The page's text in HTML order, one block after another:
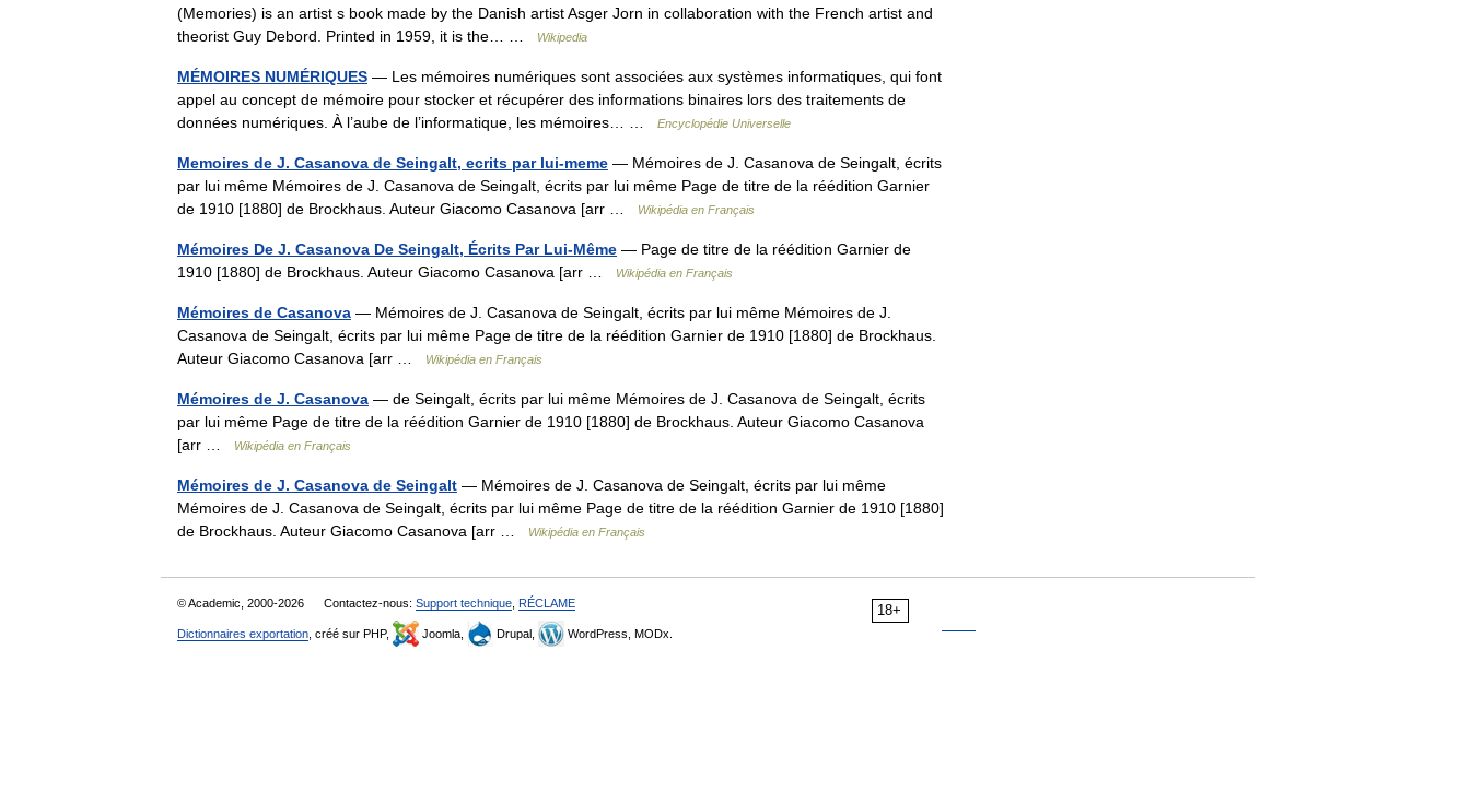
(Memories) is an artist s book made by the Danish artist Asger Jorn in collaboration with the French artist and
theorist Guy Debord. Printed in 1959, it is the… …
Wikipedia
MÉMOIRES NUMÉRIQUES — Les mémoires numériques sont associées aux systèmes informatiques, qui font
appel au concept de mémoire pour stocker et récupérer des informations binaires lors des traitements de
données numériques. À l’aube de l’informatique, les mémoires… …
Encyclopédie Universelle
Memoires de J. Casanova de Seingalt, ecrits par lui-meme — Mémoires de J. Casanova de Seingalt, écrits
par lui même Mémoires de J. Casanova de Seingalt, écrits par lui même Page de titre de la réédition Garnier
de 1910 [1880] de Brockhaus. Auteur Giacomo Casanova [arr …
Wikipédia en Français
Mémoires De J. Casanova De Seingalt, Écrits Par Lui-Même — Page de titre de la réédition Garnier de
1910 [1880] de Brockhaus. Auteur Giacomo Casanova [arr …
Wikipédia en Français
Mémoires de Casanova — Mémoires de J. Casanova de Seingalt, écrits par lui même Mémoires de J.
Casanova de Seingalt, écrits par lui même Page de titre de la réédition Garnier de 1910 [1880] de Brockhaus.
Auteur Giacomo Casanova [arr …
Wikipédia en Français
Mémoires de J. Casanova — de Seingalt, écrits par lui même Mémoires de J. Casanova de Seingalt, écrits
par lui même Page de titre de la réédition Garnier de 1910 [1880] de Brockhaus. Auteur Giacomo Casanova
[arr …
Wikipédia en Français
Mémoires de J. Casanova de Seingalt — Mémoires de J. Casanova de Seingalt, écrits par lui même
Mémoires de J. Casanova de Seingalt, écrits par lui même Page de titre de la réédition Garnier de 1910 [1880]
de Brockhaus. Auteur Giacomo Casanova [arr …
Wikipédia en Français
18+
© Academic, 2000-2026 Contactez-nous: Support technique RÉCLAME
Dictionnaires exportation , créé sur PHP, Joomla, Drupal, WordPress, MODx.